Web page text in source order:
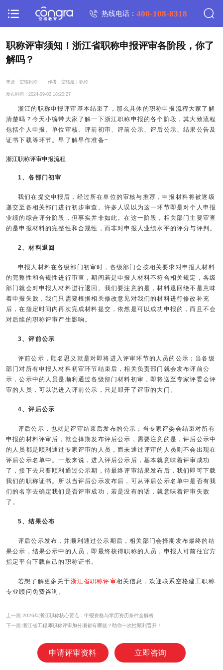
热线电话：400-108-8318
职称评审须知！浙江省职称申报评审各阶段，你了
解吗？
来源：空格职称 作者：空格建工职称
发布时间：2024-09-02 18:20:27
浙江的职称申报评审基本结束了，那么具体的职称申报流程大家了解
清楚吗？今天小编带大家了解一下浙江职称申报的各个阶段，其大致流程
包括个人申报、单位审核、评前初审、评前公示、评后公示、结果公告及
证书下载等环节。早了解早作准备~
浙江职称评审申报流程
1、各部门初审
我们在提交申报后，经过所在单位的审核与推荐，申报材料将被逐级
递交至各相关部门进行初步审查。许多人误以为这一环节即是对个人申报
业绩的综合评分阶段，但事实并非如此。在这一阶段，相关部门主要审查
的是申报材料的完整性和合规性，而非对申报人业绩水平的评分与评判。
2、材料退回
申报人材料在各级部门初审时，各级部门会按相关要求对申报人材料
的完整性和合规性进行审查，期间若是申报人材料不符合相关规定，各级
部门就会对申报人材料进行退回。我们要注意的是，材料退回绝不是意味
着申报失败，我们只需要根据相关修改意见对我们的材料进行修改补充
后，在指定时间内再次完成材料提交，依然是可以成功申报的，而且不会
对后续的职称评审产生影响。
3、评前公示
评前公示，顾名思义就是对即将进入评审环节的人员的公示；当各级
部门对所有申报人材料初审环节结束后，相关负责部门就会发布评前公
示，公示中的人员是顺利通过各级部门材料初审，即将送至专家评委会评
审的人员，可以说进入评前公示，只是叩开了评审的大门。
4、评后公示
评后公示，也就是评审结束后发布的公示；当专家评委会结束对所有
申报的材料评审后，就会择期发布评后公示，需要注意的是，评后公示中
的人员都是顺利通过专家评审的人员，而未通过评审的人员则不会出现在
评后公示名单中。一般来说，进入评后公示后，基本就意味着评审成功
了，接下去只要顺利通过公示期，待最终评审结果发布后，我们即可下载
我们的职称证书。所以当评后公示发布后，可从评后公示名单中是否有我
们的名字去确定我们是否评审成功，若是没有的话，就意味着评审失败
了。
5、结果公布
评后公示发布，并顺利通过公示期后，相关部门会择期发布最终的结
果公示，结果公示中的人员，即最终获得职称的人员，申报人可前往官方
指定平台下载自己的职称证书。
若想了解更多关于浙江省职称评审相关信息，欢迎联系空格建工职称
专业顾问免费咨询。
上一篇:2026年浙江职称核心要点：申报资格与学历资历条件全解析
下一篇:浙江省工程师职称评审加分项都有哪些？助你一次性顺利晋升！
申请评审资料 立即咨询